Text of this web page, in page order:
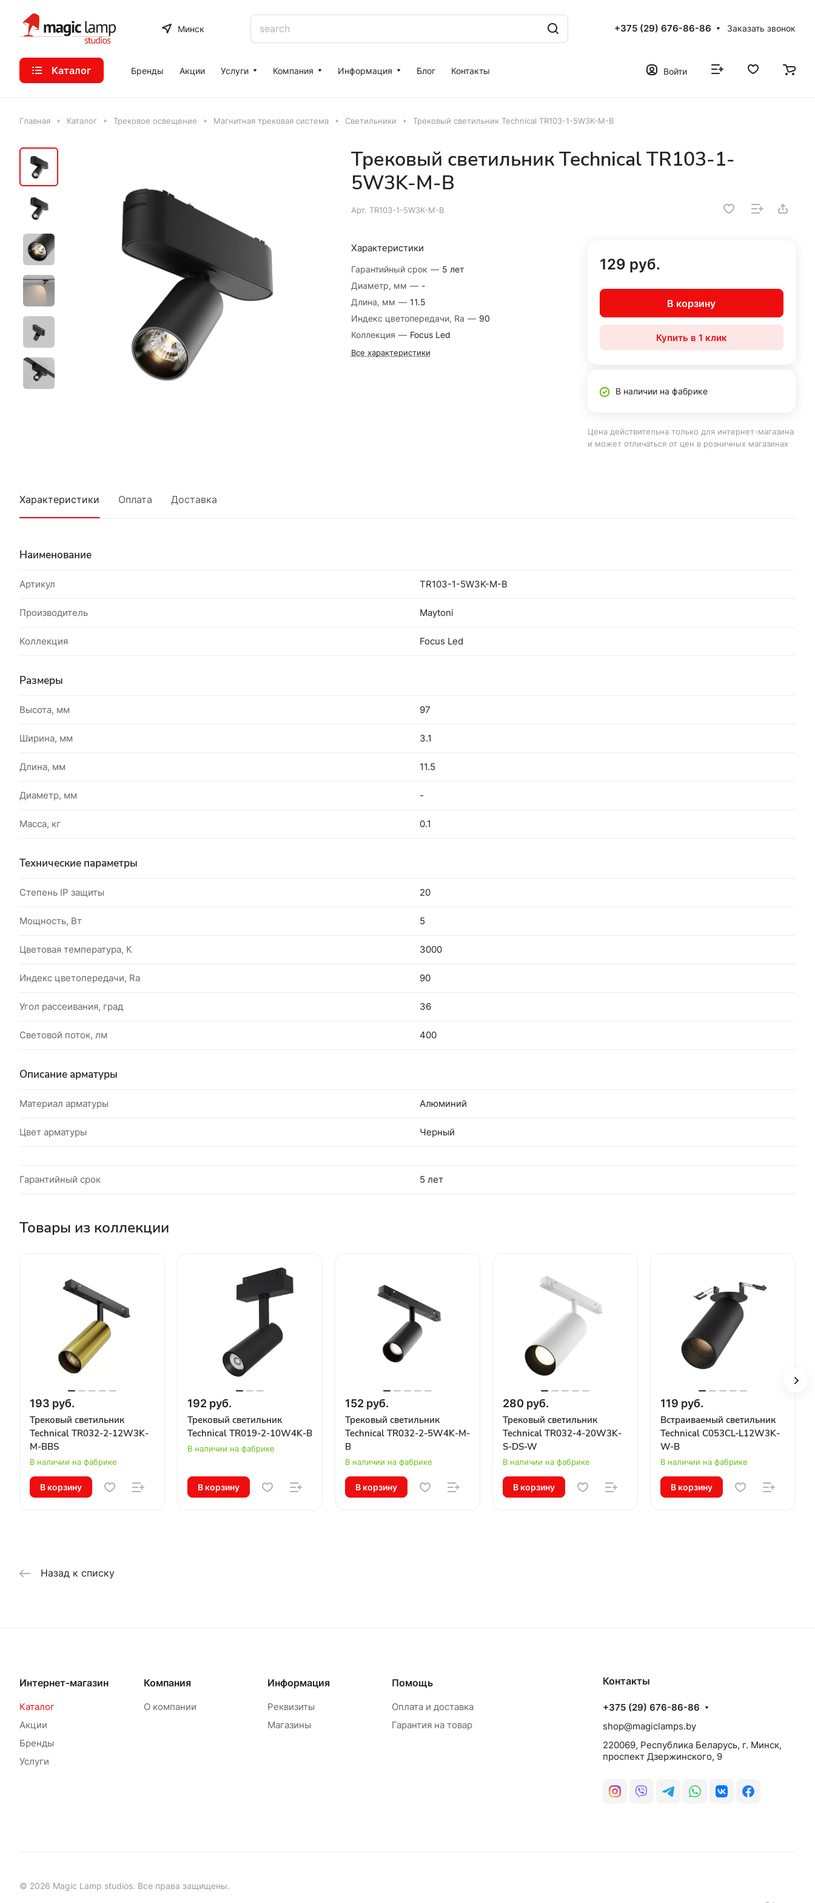
Минск +375 (29) 676-86-86 Заказать звонок
Каталог Бренды Акции Услуги Компания Информация Блог Контакты Войти
Главная Каталог Трековое освещение Магнитная трековая система Светильники Трековый светильник Technical TR103-1-5W3K-M-B
Трековый светильник Technical TR103-1-
5W3K-M-B
Арт. TR103-1-5W3K-M-B
Характеристики
Гарантийный срок — 5 лет
Диаметр, мм — -
Длина, мм — 11.5
Индекс цветопередачи, Ra — 90
Коллекция — Focus Led
Все характеристики
129 руб.
В корзину
Купить в 1 клик
В наличии на фабрике
Цена действительна только для интернет-магазина
и может отличаться от цен в розничных магазинах
Характеристики Оплата Доставка
Наименование
Артикул TR103-1-5W3K-M-B
Производитель Maytoni
Коллекция Focus Led
Размеры
Высота, мм 97
Ширина, мм 3.1
Длина, мм 11.5
Диаметр, мм -
Масса, кг 0.1
Технические параметры
Степень IP защиты 20
Мощность, Вт 5
Цветовая температура, К 3000
Индекс цветопередачи, Ra 90
Угол рассеивания, град 36
Световой поток, лм 400
Описание арматуры
Материал арматуры Алюминий
Цвет арматуры Черный
Гарантийный срок 5 лет
Товары из коллекции
193 руб.
Трековый светильник
Technical TR032-2-12W3K-
M-BBS
В наличии на фабрике
В корзину
192 руб.
Трековый светильник
Technical TR019-2-10W4K-B
В наличии на фабрике
В корзину
152 руб.
Трековый светильник
Technical TR032-2-5W4K-M-
B
В наличии на фабрике
В корзину
280 руб.
Трековый светильник
Technical TR032-4-20W3K-
S-DS-W
В наличии на фабрике
В корзину
119 руб.
Встраиваемый светильник
Technical C053CL-L12W3K-
W-B
В наличии на фабрике
В корзину
Назад к списку
Интернет-магазин
Каталог
Акции
Бренды
Услуги
Компания
О компании
Информация
Реквизиты
Магазины
Помощь
Оплата и доставка
Гарантия на товар
Контакты
+375 (29) 676-86-86
shop@magiclamps.by
220069, Республика Беларусь, г. Минск,
проспект Дзержинского, 9
© 2026 Magic Lamp studios. Все права защищены.